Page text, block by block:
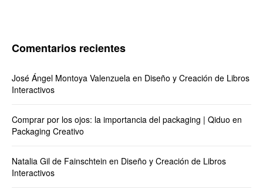
Comentarios recientes
José Ángel Montoya Valenzuela en Diseño y Creación de Libros
Interactivos
Comprar por los ojos: la importancia del packaging | Qiduo en
Packaging Creativo
Natalia Gil de Fainschtein en Diseño y Creación de Libros
Interactivos